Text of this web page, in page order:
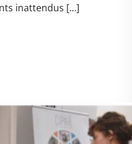
inattendus […]